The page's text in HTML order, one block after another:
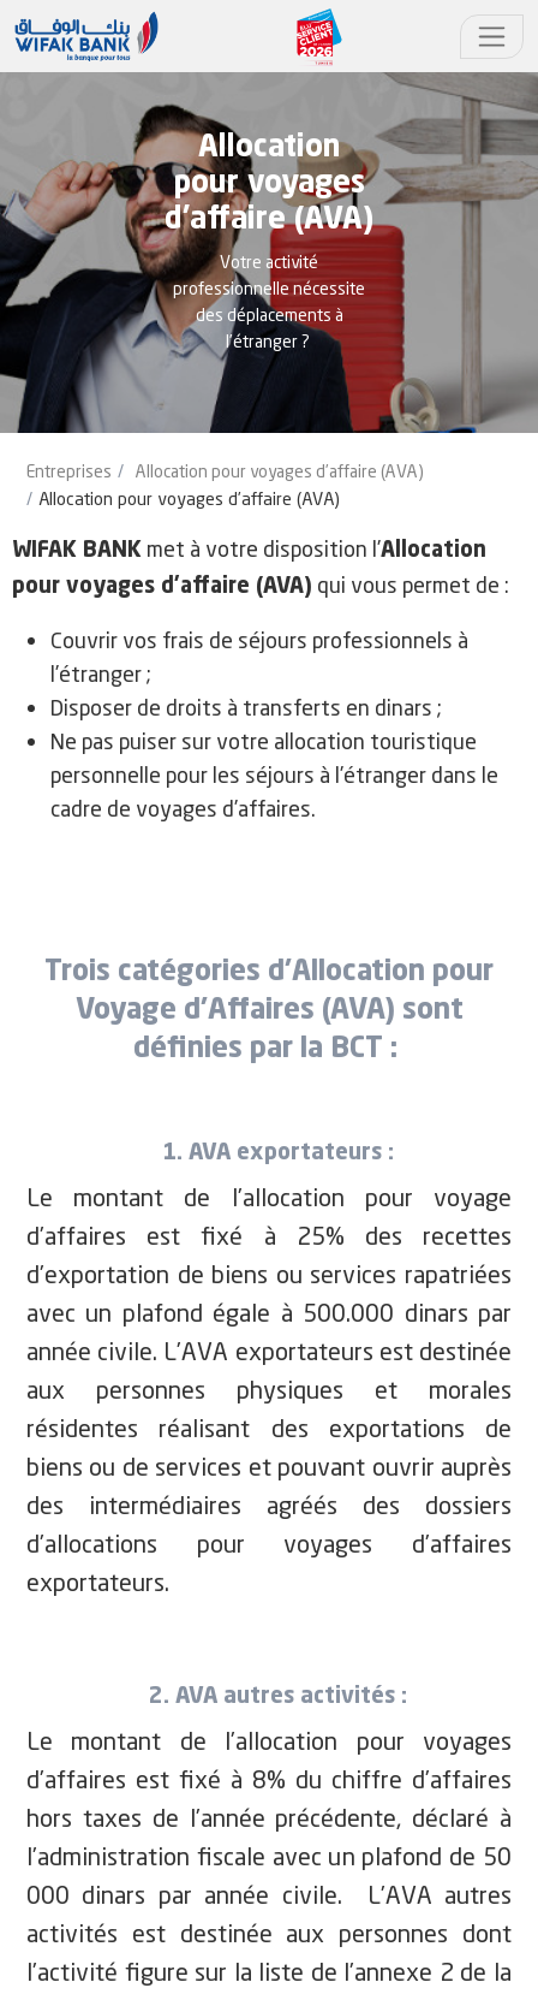
Allocation
pour voyages
d’affaire (AVA)
Votre activité
professionnelle nécessite
des déplacements à
l’étranger ?
Entreprises
Allocation pour voyages d’affaire (AVA)
Allocation pour voyages d’affaire (AVA)
WIFAK BANK met à votre disposition l’Allocation
pour voyages d’affaire (AVA) qui vous permet de :
Couvrir vos frais de séjours professionnels à
l’étranger ;
Disposer de droits à transferts en dinars ;
Ne pas puiser sur votre allocation touristique
personnelle pour les séjours à l’étranger dans le
cadre de voyages d’affaires.
Trois catégories d'Allocation pour
Voyage d'Affaires (AVA) sont
définies par la BCT :
1. AVA exportateurs :
Le montant de l’allocation pour voyage
d’affaires est fixé à 25% des recettes
d’exportation de biens ou services rapatriées
avec un plafond égale à 500.000 dinars par
année civile. L’AVA exportateurs est destinée
aux personnes physiques et morales
résidentes réalisant des exportations de
biens ou de services et pouvant ouvrir auprès
des intermédiaires agréés des dossiers
d’allocations pour voyages d’affaires
exportateurs.
2. AVA autres activités :
Le montant de l’allocation pour voyages
d’affaires est fixé à 8% du chiffre d’affaires
hors taxes de l’année précédente, déclaré à
l’administration fiscale avec un plafond de 50
000 dinars par année civile. L’AVA autres
activités est destinée aux personnes dont
l’activité figure sur la liste de l’annexe 2 de la